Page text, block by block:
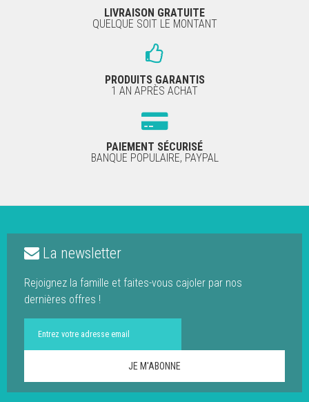
LIVRAISON GRATUITE
QUELQUE SOIT LE MONTANT
PRODUITS GARANTIS
1 AN APRÈS ACHAT
PAIEMENT SÉCURISÉ
BANQUE POPULAIRE, PAYPAL
La newsletter
Rejoignez la famille et faites-vous cajoler par nos
dernières offres !